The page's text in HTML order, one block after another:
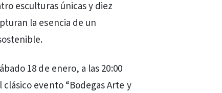
esculturas únicas y diez
la esencia de un
18 de enero, a las 20:00
evento “Bodegas Arte y